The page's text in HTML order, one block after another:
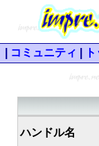
コミュニティ
ハンドル名